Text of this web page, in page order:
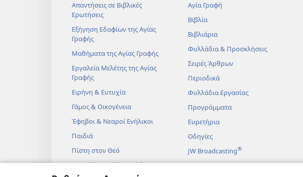
Απαντήσεις σε Βιβλικές
Ερωτήσεις
Εξήγηση Εδαφίων της Αγίας
Γραφής
Μαθήματα της Αγίας Γραφής
Εργαλεία Μελέτης της Αγίας
Γραφής
Ειρήνη & Ευτυχία
Γάμος & Οικογένεια
Έφηβοι & Νεαροί Ενήλικοι
Παιδιά
Πίστη στον Θεό
Επιστήμη & Αγία Γραφή
Αγία Γραφή
Βιβλία
Βιβλιάρια
Φυλλάδια & Προσκλήσεις
Σειρές Άρθρων
Περιοδικά
Φυλλάδια Εργασίας
Προγράμματα
Ευρετήρια
Οδηγίες
JW Broadcasting®
Βίντεο